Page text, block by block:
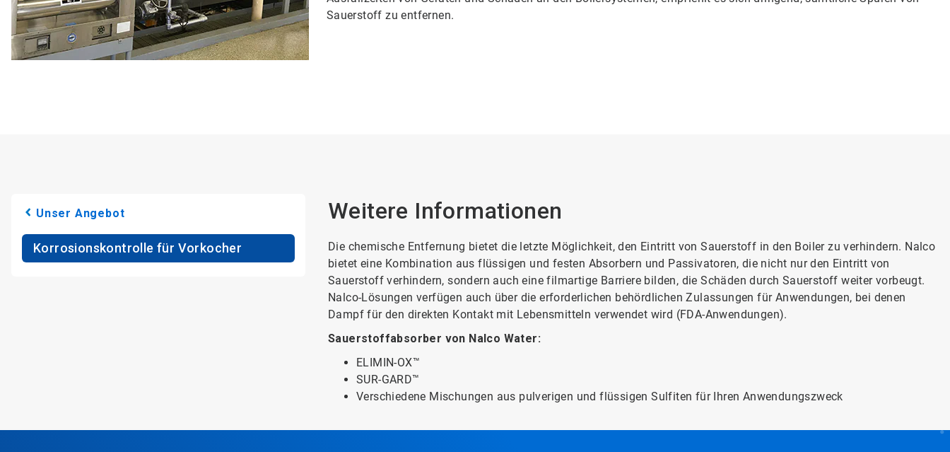
Sauerstoff zu entfernen.
Unser Angebot
Korrosionskontrolle für Vorkocher
Weitere Informationen
Die chemische Entfernung bietet die letzte Möglichkeit, den Eintritt von Sauerstoff in den Boiler zu verhindern. Nalco
bietet eine Kombination aus flüssigen und festen Absorbern und Passivatoren, die nicht nur den Eintritt von
Sauerstoff verhindern, sondern auch eine filmartige Barriere bilden, die Schäden durch Sauerstoff weiter vorbeugt.
Nalco-Lösungen verfügen auch über die erforderlichen behördlichen Zulassungen für Anwendungen, bei denen
Dampf für den direkten Kontakt mit Lebensmitteln verwendet wird (FDA-Anwendungen).​​​​​​​
Sauerstoffabsorber von Nalco Water:
ELIMIN-OX™
SUR-GARD™
Verschiedene Mischungen aus pulverigen und flüssigen Sulfiten für Ihren Anwendungszweck